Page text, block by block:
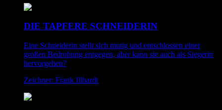
DIE TAPFERE SCHNEIDERIN
Eine Schneiderin stellt sich mutig und entschlossen einer
großen Bedrohung entgegen, aber kann sie auch als Siegerin
hervorgehen?
Zeichner: Frank Illhardt